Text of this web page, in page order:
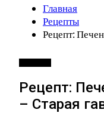
Главная
Рецепты
Рецепт:
Рецепт:
– Старая